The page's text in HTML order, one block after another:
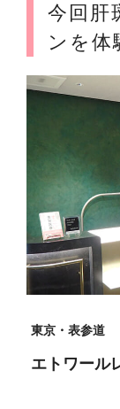
今回肝
ンを体
東京・表参道
エトワール